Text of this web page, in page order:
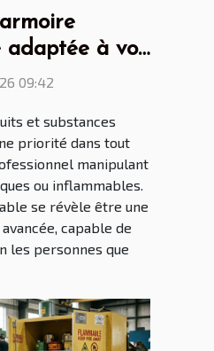
adaptée à vos
09:42
et substances
priorité dans tout
manipulant
ou inflammables.
se révèle être une
capable de
les personnes que